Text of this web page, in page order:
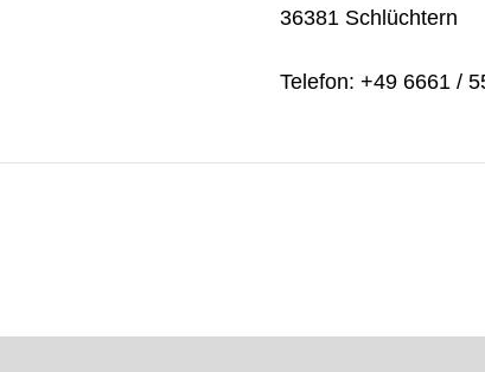
36381 Schlüchtern
Telefon: +49 6661 /